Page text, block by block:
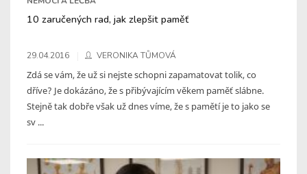
10 zaručených rad, jak zlepšit paměť
29.04.2016 VERONIKA TŮMOVÁ
Zdá se vám, že už si nejste schopni zapamatovat tolik, co
dříve? Je dokázáno, že s přibývajícím věkem paměť slábne.
Stejně tak dobře však už dnes víme, že s pamětí je to jako se
sv ...